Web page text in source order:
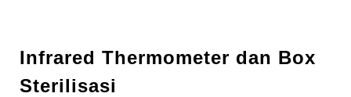
Infrared Thermometer dan Box
Sterilisasi